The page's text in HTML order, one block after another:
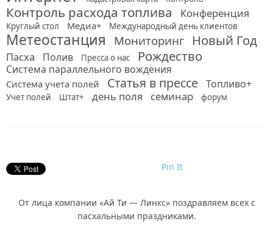
Контроль расхода топлива Конференция
Круглый стол Медиа+ Международный день клиентов
Метеостанция Мониторинг Новый Год
Пасха Полив Пресса о нас Рождество
Система параллельного вождения
Система учета полей Статья в прессе Топливо+
Учет полей Штат+ день поля семинар форум
Pin It
От лица компании «Ай Ти — Линкс» поздравляем всех с
пасхальными праздниками.